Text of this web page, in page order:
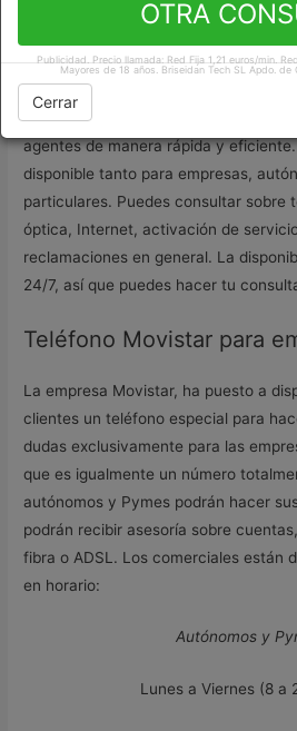
cliente de forma gratuita. Allí, podrás
hogar.
Si llamas al
agentes de manera rápida y
disponible tanto para empresas,
particulares. Puedes consultar sobre
óptica, Internet, activación de
reclamaciones en general. La
24/7, así que puedes hacer tu
Teléfono Movistar para
La empresa Movistar, ha puesto a
clientes un teléfono especial para
dudas exclusivamente para las
que es igualmente un número
autónomos y Pymes podrán hacer
podrán recibir asesoría sobre
fibra o ADSL. Los comerciales están
en horario:
Autónomos y
Lunes a Viernes (8 a
OTRA
Publicidad. Precio llamada: Red Fija 1,21 euros/min.
Mayores de 18 años. Briseidan Tech SL Apdo.
Cerrar